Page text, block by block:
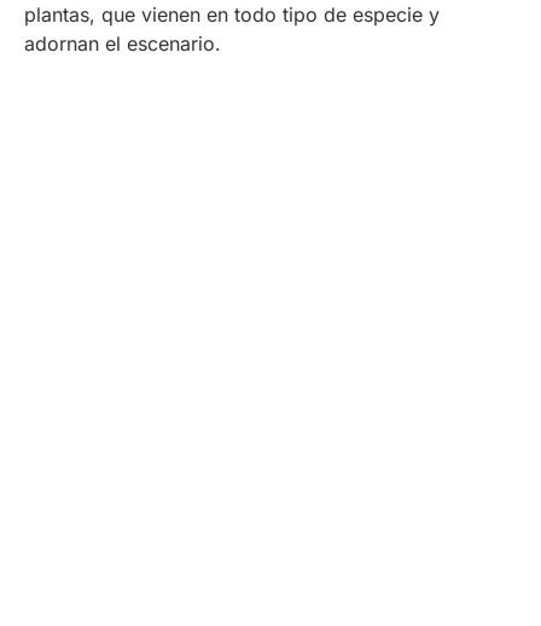
plantas, que vienen en todo tipo de especie y
adornan el escenario.